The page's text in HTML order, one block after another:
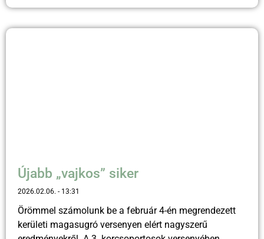
Újabb „vajkos” siker
2026.02.06. 13:31
Örömmel számolunk be a február 4-én megrendezett
kerületi magasugró versenyen elért nagyszerű